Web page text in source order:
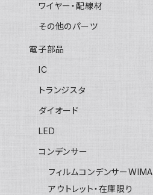
ワイヤー・配線材
その他のパーツ
電子部品
IC
トランジスタ
ダイオード
LED
コンデンサー
フィルムコンデンサーWIMA
アウトレット・在庫限り